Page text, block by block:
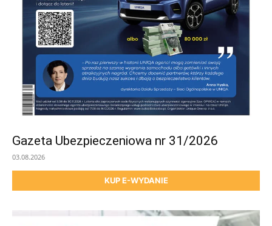
Gazeta Ubezpieczeniowa nr 31/2026
03.08.2026
KUP E-WYDANIE